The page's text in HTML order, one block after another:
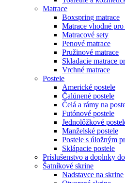
Matrace
Boxspring matrace
Matrace vhodné
Matracové sety
Penové matrace
Pružinové matrace
Skladacie matrace
Vrchné matrace
Postele
Americké postele
Čalúnené postele
Čelá a rámy na
Futónové postele
Jednolôžkové
Manželské postele
Postele s úložným
Sklápacie postele
Príslušenstvo a doplnky
Šatníkové skrine
Nadstavce na skrine